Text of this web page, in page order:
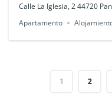
Calle La Iglesia, 2 44720
Apartamento
1 2